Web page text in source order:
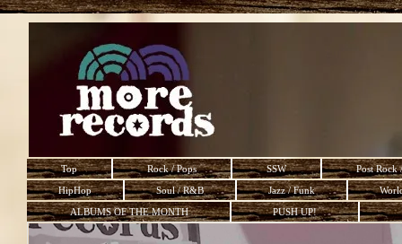
Top Rock / Pops SSW
Post Rock
HipHop
Soul / R&B Jazz / Funk
ALBUMS OF THE MONTH
PUSH UP!